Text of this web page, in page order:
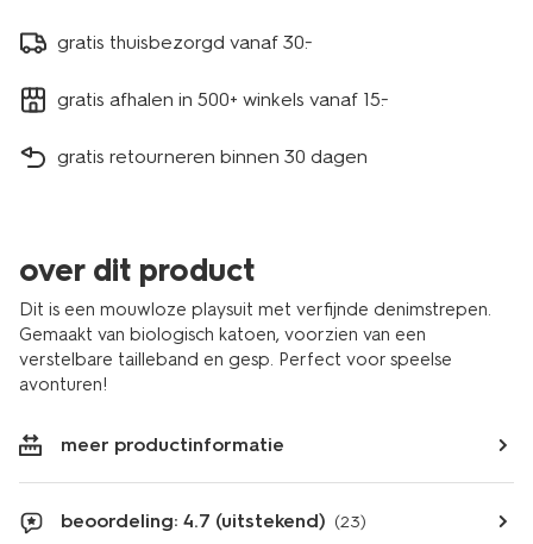
gratis thuisbezorgd vanaf 30.-
gratis afhalen in 500+ winkels vanaf 15.-
gratis retourneren binnen 30 dagen
over dit product
Dit is een mouwloze playsuit met verfijnde denimstrepen.
Gemaakt van biologisch katoen, voorzien van een
verstelbare tailleband en gesp. Perfect voor speelse
avonturen!
meer productinformatie
beoordeling: 4.7 (uitstekend) (23)